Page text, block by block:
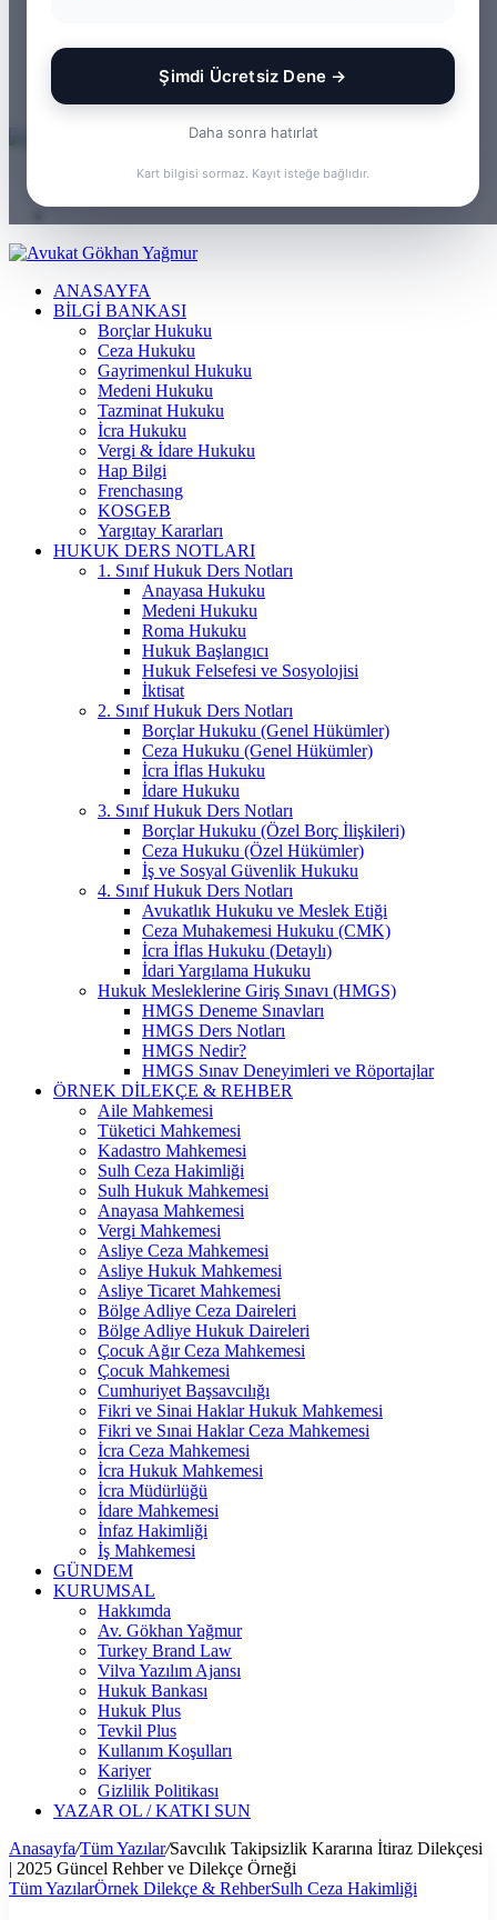
Şimdi Ücretsiz Dene →
Daha sonra hatırlat
Kart bilgisi sormaz. Kayıt isteğe bağlıdır.
Ol
Rastgele
Bölmesi
yap
ANASAYFA
BILGI BANKASI
Borçlar Hukuku
Ceza Hukuku
Gayrimenkul Hukuku
Medeni Hukuku
Tazminat Hukuku
İcra Hukuku
Vergi & İdare Hukuku
Hap Bilgi
Frenchasıng
KOSGEB
Yargıtay Kararları
HUKUK DERS NOTLARI
1. Sınıf Hukuk Ders Notları
Anayasa Hukuku
Medeni Hukuku
Roma Hukuku
Hukuk Başlangıcı
Hukuk Felsefesi ve Sosyolojisi
İktisat
2. Sınıf Hukuk Ders Notları
Borçlar Hukuku (Genel Hükümler)
Ceza Hukuku (Genel Hükümler)
İcra İflas Hukuku
İdare Hukuku
3. Sınıf Hukuk Ders Notları
Borçlar Hukuku (Özel Borç İlişkileri)
Ceza Hukuku (Özel Hükümler)
İş ve Sosyal Güvenlik Hukuku
4. Sınıf Hukuk Ders Notları
Avukatlık Hukuku ve Meslek Etiği
Ceza Muhakemesi Hukuku (CMK)
İcra İflas Hukuku (Detaylı)
İdari Yargılama Hukuku
Hukuk Mesleklerine Giriş Sınavı (HMGS)
HMGS Deneme Sınavları
HMGS Ders Notları
HMGS Nedir?
HMGS Sınav Deneyimleri ve Röportajlar
ÖRNEK DILEKÇE & REHBER
Aile Mahkemesi
Tüketici Mahkemesi
Kadastro Mahkemesi
Sulh Ceza Hakimliği
Sulh Hukuk Mahkemesi
Anayasa Mahkemesi
Vergi Mahkemesi
Asliye Ceza Mahkemesi
Asliye Hukuk Mahkemesi
Asliye Ticaret Mahkemesi
Bölge Adliye Ceza Daireleri
Bölge Adliye Hukuk Daireleri
Çocuk Ağır Ceza Mahkemesi
Çocuk Mahkemesi
Cumhuriyet Başsavcılığı
Fikri ve Sinai Haklar Hukuk Mahkemesi
Fikri ve Sınai Haklar Ceza Mahkemesi
İcra Ceza Mahkemesi
İcra Hukuk Mahkemesi
İcra Müdürlüğü
İdare Mahkemesi
İnfaz Hakimliği
İş Mahkemesi
GÜNDEM
KURUMSAL
Hakkımda
Av. Gökhan Yağmur
Turkey Brand Law
Vilva Yazılım Ajansı
Hukuk Bankası
Hukuk Plus
Tevkil Plus
Kullanım Koşulları
Kariyer
Gizlilik Politikası
YAZAR OL / KATKI SUN
Anasayfa/Tüm Yazılar/Savcılık Takipsizlik Kararına İtiraz Dilekçesi
| 2025 Güncel Rehber ve Dilekçe Örneği
Tüm YazılarÖrnek Dilekçe & RehberSulh Ceza Hakimliği